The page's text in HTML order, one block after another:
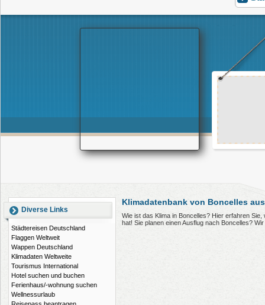
Diverse Links
Städtereisen Deutschland
Flaggen Weltweit
Wappen Deutschland
Klimadaten Weltweite
Tourismus International
Hotel suchen und buchen
Ferienhaus/-wohnung suchen
Wellnessurlaub
Klimadatenbank von Boncelles
Wie ist das Klima in Boncelles? Hier erfahren
hat! Sie planen einen Ausflug nach Boncelles?